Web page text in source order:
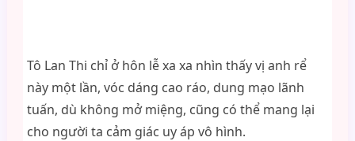
Tô Lan Thi chỉ ở hôn lễ xa xa nhìn thấy vị anh rể
này một lần, vóc dáng cao ráo, dung mạo lãnh
tuấn, dù không mở miệng, cũng có thể mang lại
cho người ta cảm giác uy áp vô hình.